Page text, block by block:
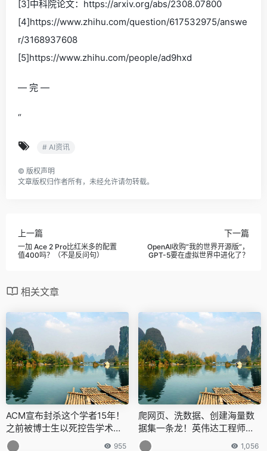
[3]中科院论文：https://arxiv.org/abs/2308.07800
[4]https://www.zhihu.com/question/617532975/answe
r/3168937608
[5]https://www.zhihu.com/people/ad9hxd
— 完 —
“
# AI资讯
© 版权声明
文章版权归作者所有，未经允许请勿转载。
上一篇
一加 Ace 2 Pro比红米多的配置
值400吗？（不是反问句）
下一篇
OpenAI收购“我的世界开源版”，
GPT-5要在虚拟世界中进化了？
相关文章
ACM宣布封杀这个学者15年！
之前被博士生以死控告学术不
端
955
爬网页、洗数据、创建海量数
据集一条龙！英伟达工程师开
源工具库
1,056